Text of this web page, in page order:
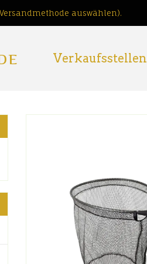
auswählen).
Verkaufsstellen